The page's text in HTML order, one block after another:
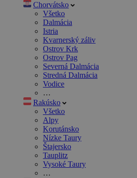
Chorvátsko
Všetko
Dalmácia
Istria
Kvarnerský záliv
Ostrov Krk
Ostrov Pag
Severná Dalmácia
Stredná Dalmácia
Vodice
…
Rakúsko
Všetko
Alpy
Korutánsko
Nízke Taury
Štajersko
Tauplitz
Vysoké Taury
…